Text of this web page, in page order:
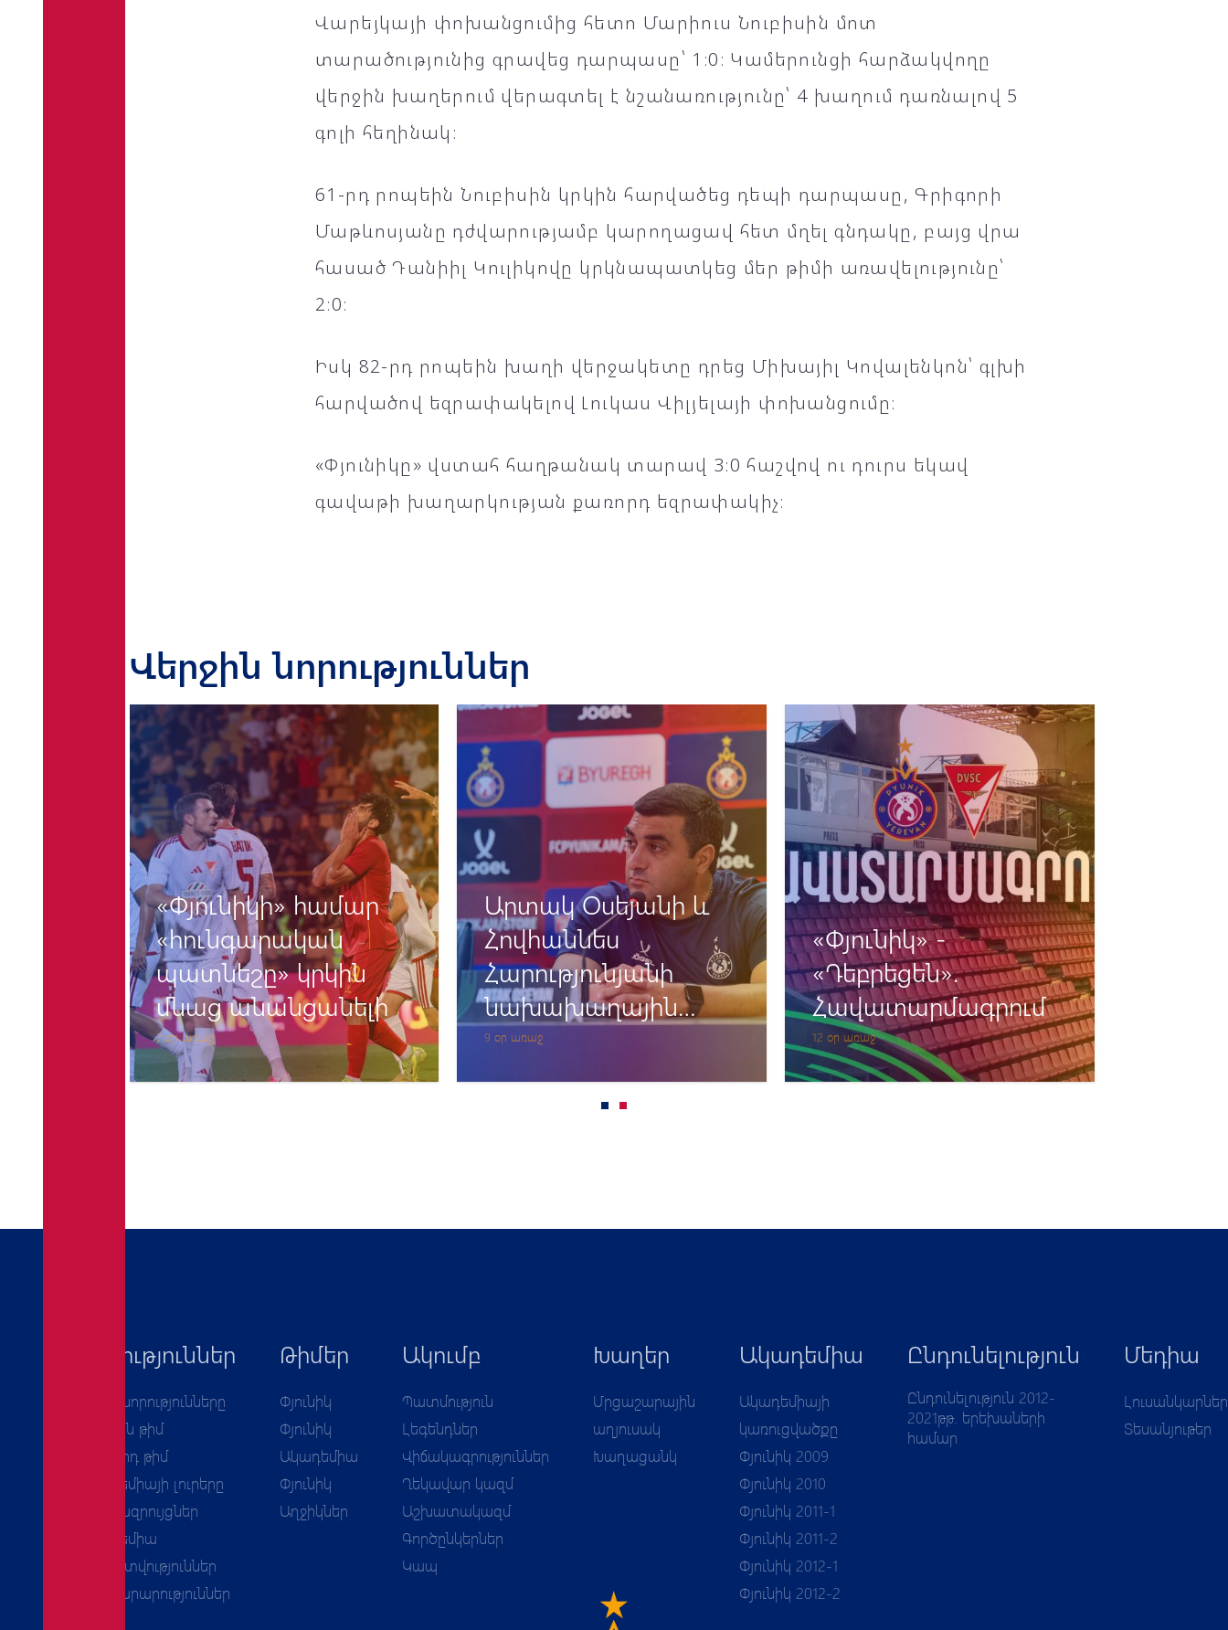
Վարեյկայի փոխանցումից հետո Մարիուս Նուբիսին մոտ
տարածությունից գրավեց դարպասը՝ 1։0։ Կամերունցի հարձակվողը
վերջին խաղերում վերագտել է նշանառությունը՝ 4 խաղում դառնալով 5
գոլի հեղինակ։
61-րդ րոպեին Նուբիսին կրկին հարվածեց դեպի դարպասը, Գրիգորի
Մաթևոսյանը դժվարությամբ կարողացավ հետ մղել գնդակը, բայց վրա
հասած Դանիիլ Կուլիկովը կրկնապատկեց մեր թիմի առավելությունը՝
2։0։
Իսկ 82-րդ րոպեին խաղի վերջակետը դրեց Միխայիլ Կովալենկոն՝ գլխի
հարվածով եզրափակելով Լուկաս Վիլյելայի փոխանցումը։
«Փյունիկը» վստահ հաղթանակ տարավ 3։0 հաշվով ու դուրս եկավ
գավաթի խաղարկության քառորդ եզրափակիչ։
Վերջին նորություններ
7 օր առաջ
«Փյունիկի» համար
«հունգարական
պատնեշը» կրկին
մնաց անանցանելի
9 օր առաջ
Արտակ Օսեյանի և
Հովհաննես
Հարությունյանի
նախախաղային
մամուլի ասուլիսը
12 օր առաջ
«Փյունիկ» -
«Դեբրեցեն».
Հավատարմագրում
Նորություններ
Բոլոր նորությունները
Առաջին թիմ
Երկրորդ թիմ
Ակադեմիայի լուրերը
Հարցազրույցներ
Ակադեմիա
Հաշվետվություններ
Հայտարարություններ
Թիմեր
Փյունիկ
Փյունիկ
Ակադեմիա
Փյունիկ
Աղջիկներ
Ակումբ
Պատմություն
Լեգենդներ
Վիճակագրություններ
Ղեկավար կազմ
Աշխատակազմ
Գործընկերներ
Կապ
Խաղեր
Մրցաշարային
աղյուսակ
Խաղացանկ
Ակադեմիա
Ակադեմիայի
կառուցվածքը
Փյունիկ 2009
Փյունիկ 2010
Փյունիկ 2011-1
Փյունիկ 2011-2
Փյունիկ 2012-1
Փյունիկ 2012-2
Ընդունելություն
Ընդունելություն 2012-
2021թթ. երեխաների
համար
Մեդիա
Լուսանկարներ
Տեսանյութեր